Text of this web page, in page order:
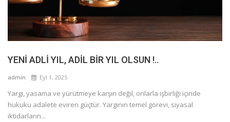
YENİ ADLİ YIL, ADİL BİR YIL OLSUN !..
admin Eyl 1, 2025
Yargı, yasama ve yürütmeye karşın değil, onlarla işbirliği içinde
hukuku adalete eviren güçtür. Yargının temel görevi, siyasal
iktidarların...